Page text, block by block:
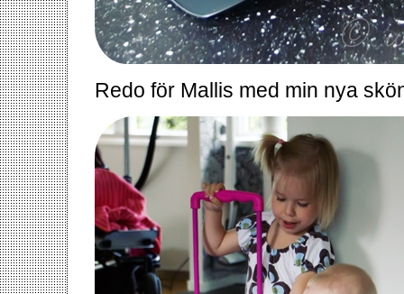
Redo för Mallis med min nya